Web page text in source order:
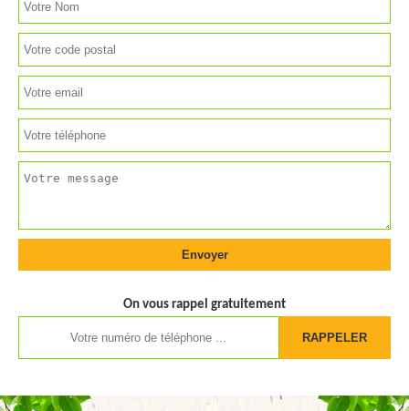
On vous rappel gratuitement